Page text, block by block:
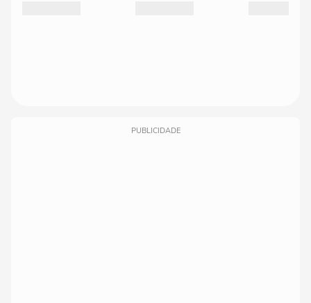
PUBLICIDADE